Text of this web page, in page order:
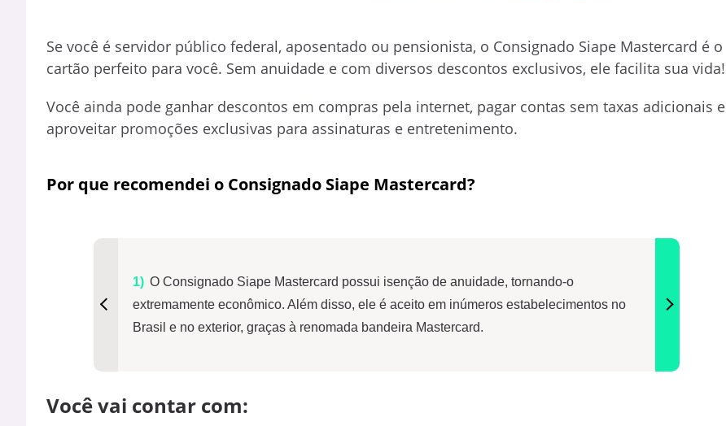
Se você é servidor público federal, aposentado ou pensionista, o Consignado Siape Mastercard é o
cartão perfeito para você. Sem anuidade e com diversos descontos exclusivos, ele facilita sua vida!
Você ainda pode ganhar descontos em compras pela internet, pagar contas sem taxas adicionais e
aproveitar promoções exclusivas para assinaturas e entretenimento.
Por que recomendei o Consignado Siape Mastercard?
O Consignado Siape Mastercard possui isenção de anuidade, tornando-o
extremamente econômico. Além disso, ele é aceito em inúmeros estabelecimentos no
Brasil e no exterior, graças à renomada bandeira Mastercard.
Você vai contar com: